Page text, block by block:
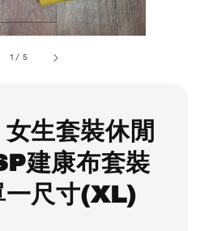
1 / 5
生套裝休閒
建康布套裝
一尺寸(XL)